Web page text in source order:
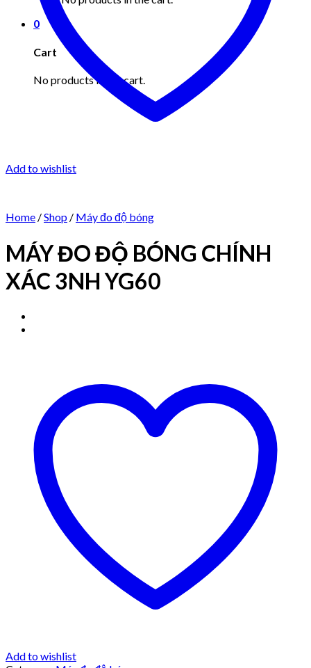
0
Cart
No products in the cart.
Add to wishlist
Home /Shop / Máy đo độ bóng
MÁY ĐO ĐỘ BÓNG CHÍNH
XÁC 3NH YG60
Add to wishlist